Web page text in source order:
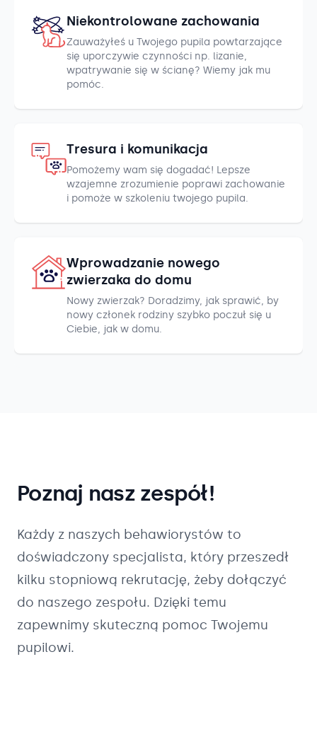
Niekontrolowane zachowania
Zauważyłeś u Twojego pupila powtarzające
się uporczywie czynności np. lizanie,
wpatrywanie się w ścianę? Wiemy jak mu
pomóc.
Tresura i komunikacja
Pomożemy wam się dogadać! Lepsze
wzajemne zrozumienie poprawi zachowanie
i pomoże w szkoleniu twojego pupila.
Wprowadzanie nowego
zwierzaka do domu
Nowy zwierzak? Doradzimy, jak sprawić, by
nowy członek rodziny szybko poczuł się u
Ciebie, jak w domu.
Poznaj nasz zespół!
Każdy z naszych behawiorystów to
doświadczony specjalista, który przeszedł
kilku stopniową rekrutację, żeby dołączyć
do naszego zespołu. Dzięki temu
zapewnimy skuteczną pomoc Twojemu
pupilowi.